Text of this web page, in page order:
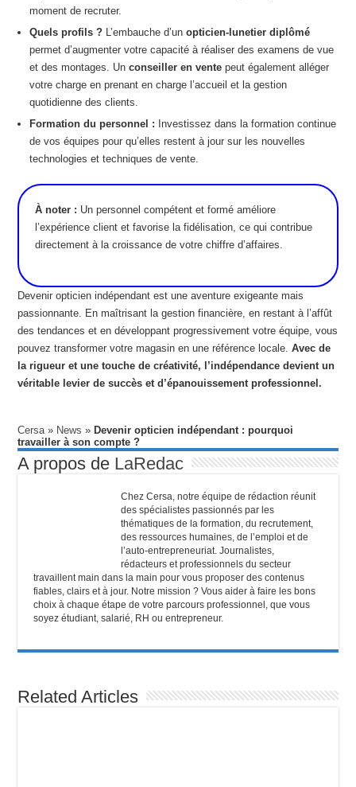
moment de recruter.
Quels profils ? L’embauche d’unopticien-lunetier diplômé
permet d’augmenter votre capacité à réaliser des examens de vue
et des montages. Unconseiller en vente peut également alléger
votre charge en prenant en charge l’accueil et la gestion
quotidienne des clients.
Formation du personnel : Investissez dans la formation continue
de vos équipes pour qu’elles restent à jour sur les nouvelles
technologies et techniques de vente.
À noter : Un personnel compétent et formé améliore
l’expérience client et favorise la fidélisation, ce qui contribue
directement à la croissance de votre chiffre d’affaires.
Devenir opticien indépendant est une aventure exigeante mais
passionnante. En maîtrisant la gestion financière, en restant à l’affût
des tendances et en développant progressivement votre équipe, vous
pouvez transformer votre magasin en une référence locale.Avec de
la rigueur et une touche de créativité, l’indépendance devient un
véritable levier de succès et d’épanouissement professionnel.
Cersa » News »Devenir opticien indépendant : pourquoi
travailler à son compte ?
A propos de LaRedac
Chez Cersa, notre équipe de rédaction réunit
des spécialistes passionnés par les
thématiques de la formation, du recrutement,
des ressources humaines, de l’emploi et de
l’auto-entrepreneuriat. Journalistes,
rédacteurs et professionnels du secteur
travaillent main dans la main pour vous proposer des contenus
fiables, clairs et à jour. Notre mission ? Vous aider à faire les bons
choix à chaque étape de votre parcours professionnel, que vous
soyez étudiant, salarié, RH ou entrepreneur.
Related Articles